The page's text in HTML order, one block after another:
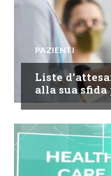
PAZIENTI
Liste
alla sua sfida